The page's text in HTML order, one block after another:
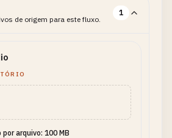
de origem para este fluxo.
1
arquivo: 100 MB